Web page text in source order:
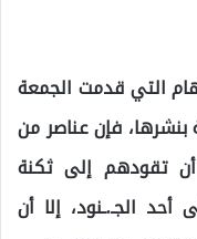
التي قدمت الجمعة
فإن عناصر من
تقودهم إلى ثكنة
أحد الجـ.ـنود، إلا أن